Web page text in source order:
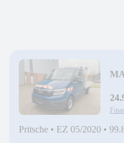
Pritsche • EZ 05/2020 •